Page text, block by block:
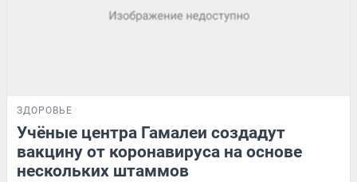
ЗДОРОВЬЕ
Учёные центра Гамалеи создадут
вакцину от коронавируса на основе
нескольких штаммов